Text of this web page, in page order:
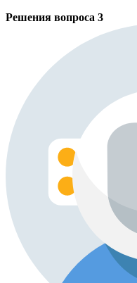
Решения вопроса 3